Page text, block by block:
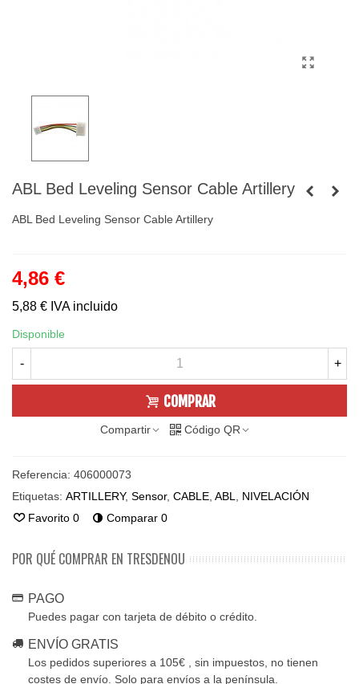
ABL Bed Leveling Sensor Cable Artillery
ABL Bed Leveling Sensor Cable Artillery
4,86 €
5,88 € IVA incluido
Disponible
- +
COMPRAR
Compartir Código QR
Referencia: 406000073
Etiquetas: ARTILLERY, Sensor, CABLE ABL
NIVELACIÓN
Favorito 0 Comparar 0
POR QUÉ COMPRAR EN TRESDENOU
PAGO
Puedes pagar con tarjeta de débito o crédito.
ENVÍO GRATIS
Los pedidos superiores a 105€ , sin impuestos, no tienen
costes de envío. Solo para envíos a la península.